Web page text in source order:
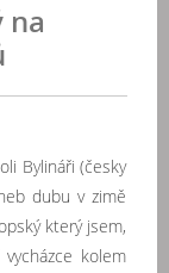
na
Bylináři (česky
dubu v zimě
který jsem,
kolem